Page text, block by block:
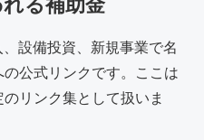
る補助金
設備投資、新規事業で名
公式リンクです。ここは
リンク集として扱いま